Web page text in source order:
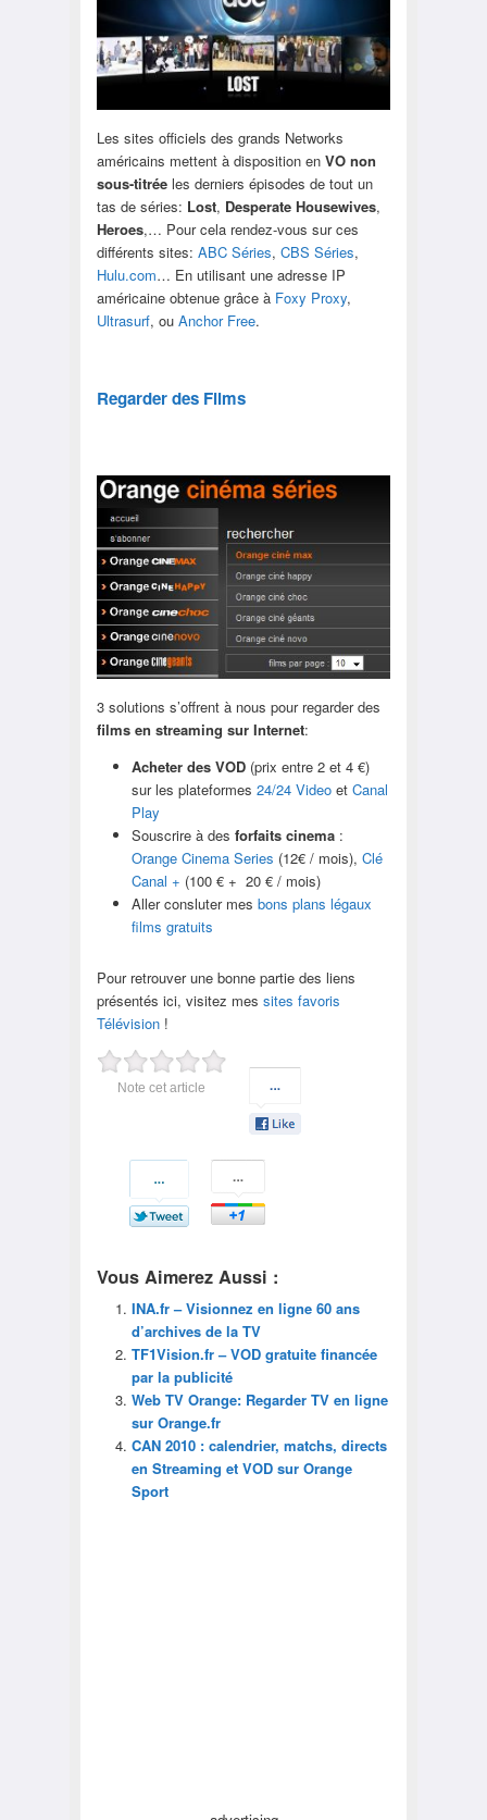
Les sites officiels des grands Networks
américains mettent à disposition en VO non
sous-titréeles derniers épisodes de tout un
tas de séries: Lost, Desperate Housewives,
Heroes,… Pour cela rendez-vous sur ces
différents sites: ABC Séries, CBS Séries,
Hulu.com… En utilisant une adresse IP
américaine obtenue grâce à Foxy Proxy,
Ultrasurf, ou Anchor Free.
Regarder des Films
3 solutions s’offrent à nous pour regarder des
films en streaming sur Internet:
Acheter des VOD (prix entre 2 et 4 €)
sur les plateformes24/24 Video etCanal
Play
Souscrire à desforfaits cinema :
Orange Cinema Series (12€ / mois),Clé
Canal + (100 € + 20 € / mois)
Aller consluter mesbons plans légaux
films gratuits
Pour retrouver une bonne partie des liens
présentés ici, visitez mes sites favoris
Télévision!
Note cet article
Vous Aimerez Aussi :
INA.fr – Visionnez en ligne 60 ans
d’archives de la TV
TF1Vision.fr – VOD gratuite financée
par la publicité
Web TV Orange: Regarder TV en ligne
sur Orange.fr
CAN 2010 : calendrier, matchs, directs
en Streaming et VOD sur Orange
Sport